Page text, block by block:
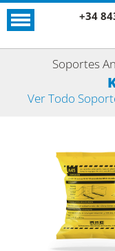
+34
Soportes
Ver Todo